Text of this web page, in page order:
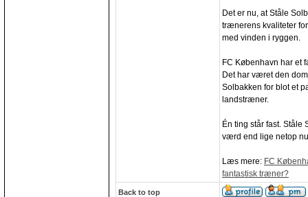
Det er nu, at Ståle
trænerens kvaliteter
med vinden i ryggen.
FC København har et
Det har været den
Solbakken for blot et
landstræner.
Én ting står fast.
værd end lige netop
Læs mere: FC
fantastisk træner?
Back to top